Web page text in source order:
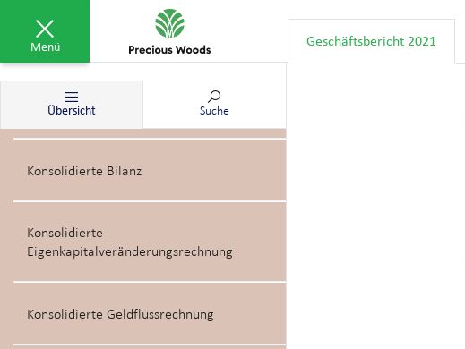
Menü Geschäftsbericht 2021
Übersicht Suche
Konsolidierte Gewinn und
Verlustrechnung
Konsolidierte Gesamtergebnisrechnung
Konsolidierte Bilanz
Konsolidierte
Eigenkapitalveränderungsrechnung
Konsolidierte Geldflussrechnung